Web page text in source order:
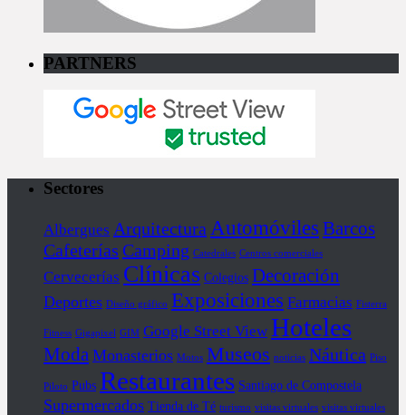
PARTNERS
Sectores
Albergues Arquitectura Automóviles Barcos
Cafeterías Camping Catedrales Centros comerciales
Cervecerías Clínicas Colegios Decoración
Deportes Diseño gráfico Exposiciones Farmacias Fisterra
Fitness Gigapixel GIM Google Street View Hoteles
Moda Monasterios Motos Museos noticias Náutica Piso
Piloto Pubs Restaurantes Santiago de Compostela
Supermercados Tienda de Té turismo visitas virtuales visitas virtuales